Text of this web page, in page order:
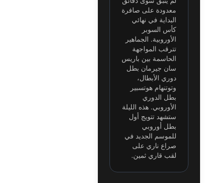
معدودة على صافرة
البداية في نهائي
كأس السوبر
الأوروبية. الجماهير
تترقب المواجهة
الحاسمة بين باريس
سان جيرمان بطل
دوري الأبطال،
وتوتنهام هوتسبير
بطل الدوري
الأوروبي. هذه الليلة
ستشهد تتويج أول
بطل أوروبي
للموسم الجديد في
صراع ناري على
لقب قاري ثمين.